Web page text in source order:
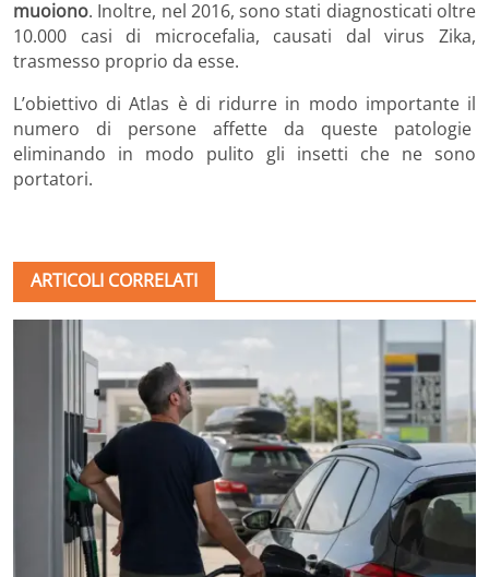
muoiono. Inoltre, nel 2016, sono stati diagnosticati oltre
10.000 casi di microcefalia, causati dal virus Zika,
trasmesso proprio da esse.
L’obiettivo di Atlas è di ridurre in modo importante il
numero di persone affette da queste patologie
eliminando in modo pulito gli insetti che ne sono
portatori.
ARTICOLI CORRELATI